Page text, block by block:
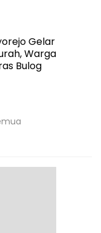
Gelar
Warga
Bulog